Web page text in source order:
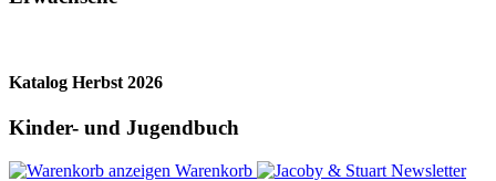
Katalog Herbst 2026
Kinder- und Jugendbuch
Warenkorb